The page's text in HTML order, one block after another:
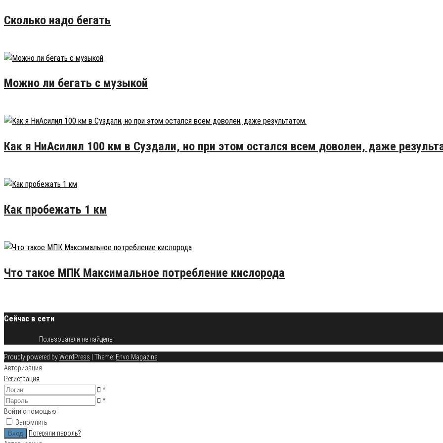
Сколько надо бегать
Можно ли бегать с музыкой
Как я НиАсилил 100 км в Суздали, но при этом остался всем доволен, даже
Как пробежать 1 км
Что такое МПК Максимальное потребление кислорода
Сейчас в сети
Пользователи не найдены
Proudly powered byWordPress | Theme: Envo Magazine
Авторизация
Регистрация
*
*
Войти с помощью:
Запомнить
Потеряли пароль?